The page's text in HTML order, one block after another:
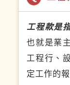
工程款是
也就是業
工程行、
定工作的報